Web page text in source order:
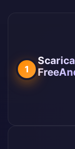
1
Scarica